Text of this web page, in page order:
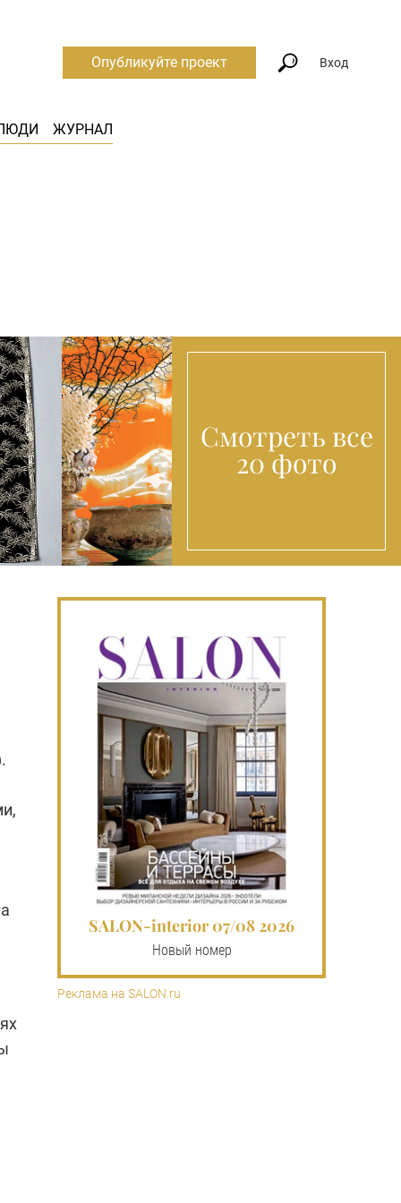
ЖУРНАЛ
Опубликуйте проект Вход
Смотреть все
20 фото
SALON-interior 07/08 2026
Новый номер
Реклама на SALON.ru